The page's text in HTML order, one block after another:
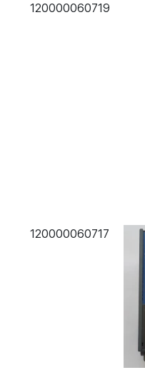
120000060719
120000060717